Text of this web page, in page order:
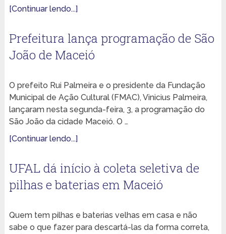
[Continuar lendo...]
Prefeitura lança programação de São
João de Maceió
O prefeito Rui Palmeira e o presidente da Fundação
Municipal de Ação Cultural (FMAC), Vinicius Palmeira,
lançaram nesta segunda-feira, 3, a programação do
São João da cidade Maceió. O …
[Continuar lendo...]
UFAL dá início à coleta seletiva de
pilhas e baterias em Maceió
Quem tem pilhas e baterias velhas em casa e não
sabe o que fazer para descartá-las da forma correta,